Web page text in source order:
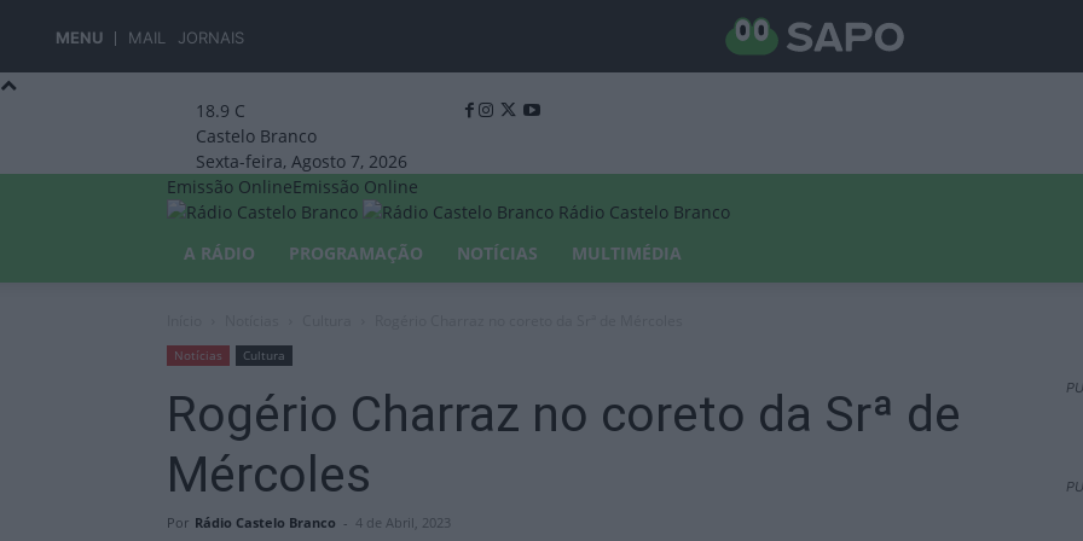
MENU MAIL JORNAIS
18.9 C
Castelo Branco
Sexta-feira, Agosto 7, 2026
Emissão OnlineEmissão Online
Rádio Castelo Branco
A RÁDIO
PROGRAMAÇÃO NOTÍCIAS MULTIMÉDIA
Notícias Cultura
Rogério Charraz no coreto da Srª de
Mércoles
Por Rádio Castelo Branco - 4 de Abril, 2023